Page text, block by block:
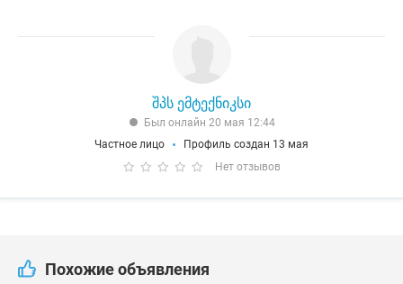
შპს ემტექნიკსი
Был онлайн 20 мая 12:44
Частное лицо
Профиль создан 13 мая
Нет отзывов
Похожие объявления